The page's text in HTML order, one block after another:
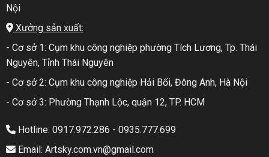
Nội
Xưởng sản xuất:
- Cơ sở 1: Cụm khu công nghiệp phường Tích Lương, Tp. Thái
Nguyên, Tỉnh Thái Nguyên
- Cơ sở 2: Cụm khu công nghiệp Hải Bối, Đông Anh, Hà Nội
- Cơ sở 3: Phường Thạnh Lộc, quận 12, TP. HCM
Hotline: 0917.972.286 - 0935.777.699
Email: Artsky.com.vn@gmail.com